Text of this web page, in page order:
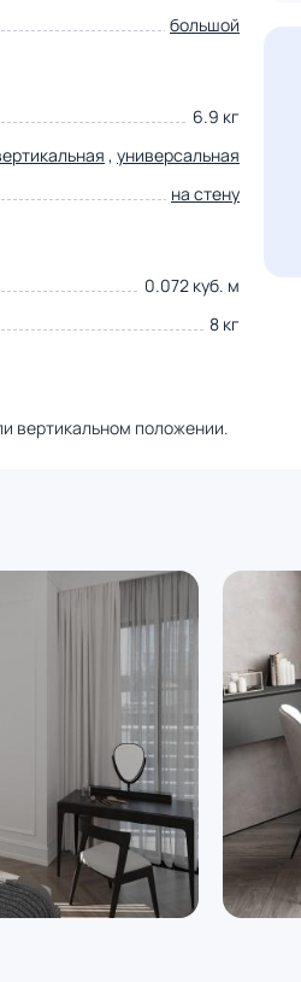
большой
6.9 кг
, универсальная
на стену
0.072 куб. м
8 кг
вертикальном положении.